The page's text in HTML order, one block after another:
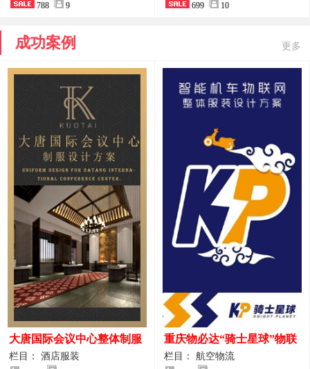
业装系列
788 9
功能收纳设计
699 10
成功案例 更多
大唐国际会议中心整体制服
设计案例
栏目： 酒店服装
重庆物必达“骑士星球”物联
网派送人员服装设计案例
栏目： 航空物流